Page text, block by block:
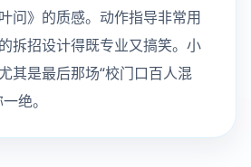
问》的质感。动作指导非常用
拆招设计得既专业又搞笑。小
其是最后那场“校门口百人混
绝。